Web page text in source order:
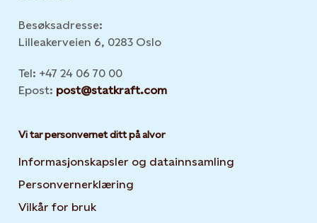
Besøksadresse:
Lilleakerveien 6, 0283 Oslo
Tel: +47 24 06 70 00
Epost: post@statkraft.com
Vi tar personvernet ditt på alvor
Informasjonskapsler og datainnsamling
Personvernerklæring
Vilkår for bruk